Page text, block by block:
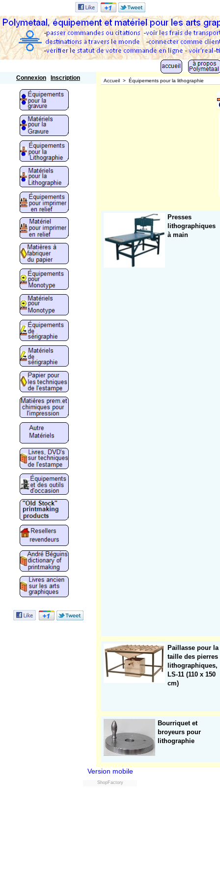
Connexion Inscription Accueil > Équipements pour la lithographie
Presses
lithographiques
à main
Paillasse pour la
taille des pierres
lithographiques,
LS-11 (110 x 150
cm)
Bourriquet et
broyeurs pour
lithographie
Version mobile
ShopFactory